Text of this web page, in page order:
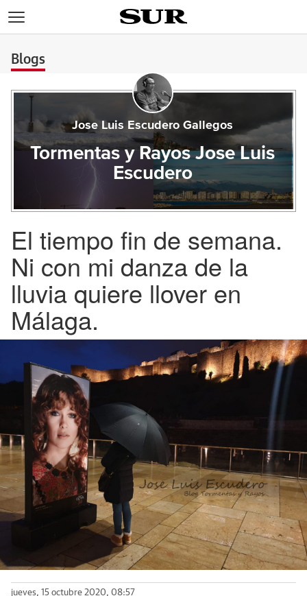
Blogs
Jose Luis Escudero Gallegos
Tormentas y Rayos Jose Luis
Escudero
El tiempo fin de semana.
Ni con mi danza de la
lluvia quiere llover en
Málaga.
jueves, 15 octubre 2020, 08:57